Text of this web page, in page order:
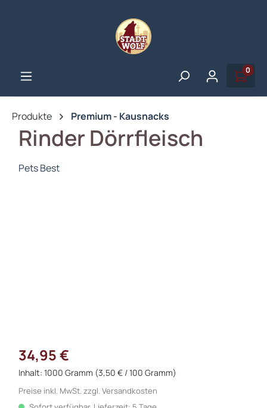
0
Produkte Premium - Kausnacks
Rinder Dörrfleisch
Pets Best
34,95 €
Inhalt: 1000 Gramm (3,50 € / 100 Gramm)
Preise inkl. MwSt. zzgl. Versandkosten